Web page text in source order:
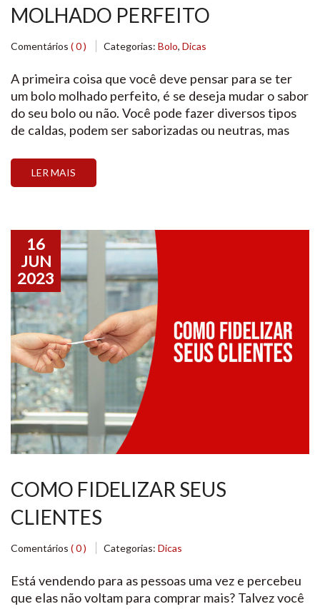
MOLHADO PERFEITO
Comentários ( 0 ) Categorias: Bolo, Dicas
A primeira coisa que você deve pensar para se ter
um bolo molhado perfeito, é se deseja mudar o sabor
do seu bolo ou não. Você pode fazer diversos tipos
de caldas, podem ser saborizadas ou neutras, mas
LER MAIS
COMO FIDELIZAR SEUS
CLIENTES
Comentários ( 0 ) Categorias: Dicas
Está vendendo para as pessoas uma vez e percebeu
que elas não voltam para comprar mais? Talvez você
16
JUN
2023